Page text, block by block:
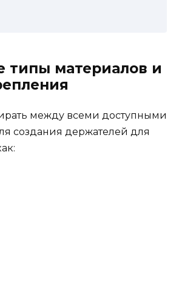
типы материалов и
между всеми доступными
создания держателей для